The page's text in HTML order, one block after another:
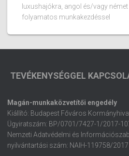
luxushajókra, angol és/vagy német
folyamatos munkakezdéssel
TEVÉKENYSÉGGEL
Magán-munkaközvetítői engedély
Kiállító: Budapest Főváros
Ügyiratszám: BP/0701/7427-1/2017-
Nemzeti Adatvédelmi és
nyilvántartási szám: NAIH-119758/2017